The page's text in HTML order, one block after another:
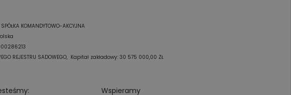
KOMANDYTOWO-AKCYJNA
REJESTRU SADOWEGO, Kapitał zakładowy: 30 575 000,00 ZŁ
Wspieramy